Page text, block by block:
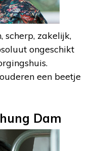
scherp, zakelijk,
ongeschikt
een beetje
Dam